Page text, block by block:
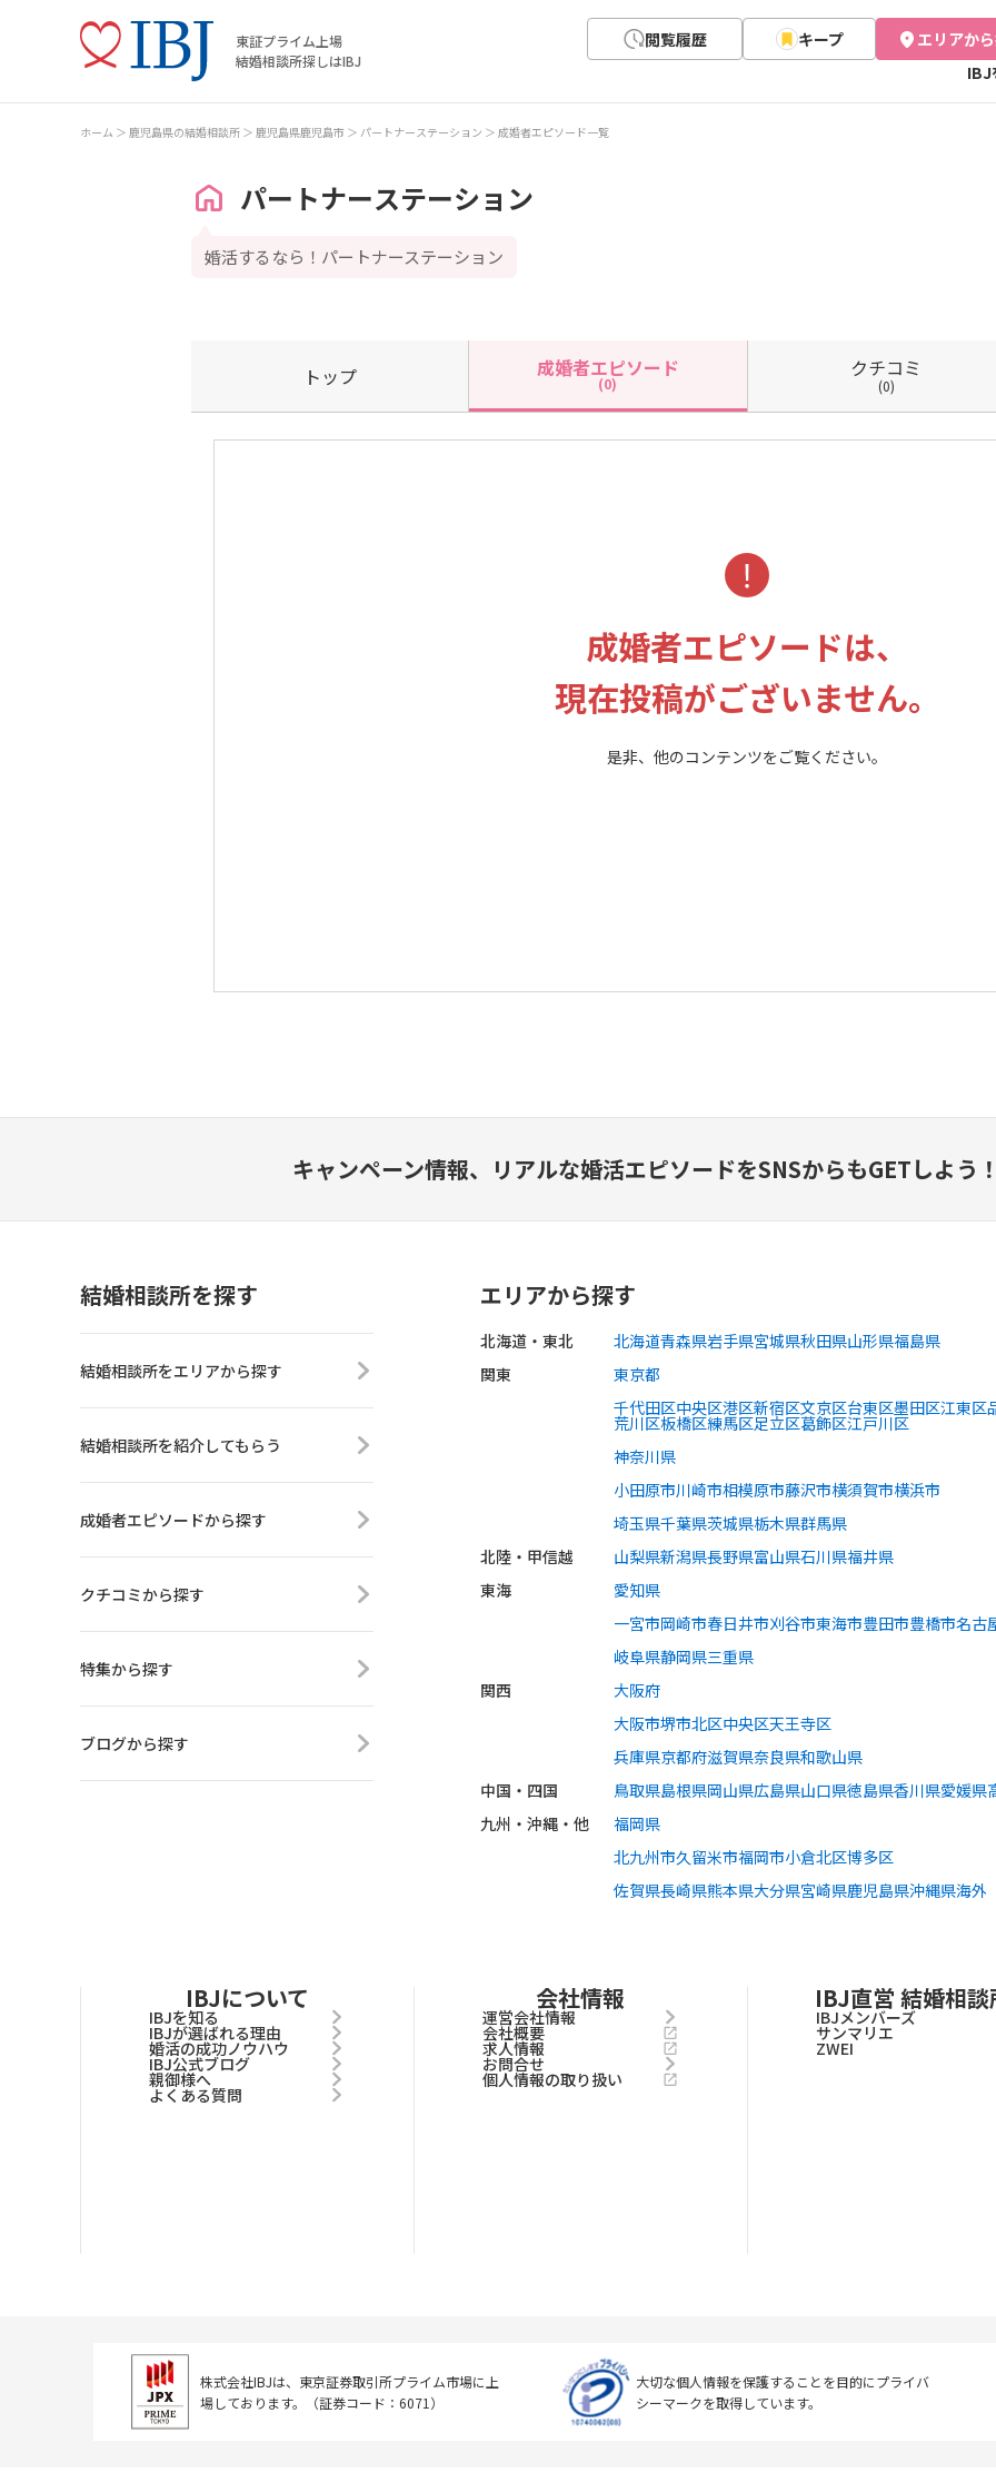
東証プライム上場
結婚相談所探しはIBJ
閲覧履歴 キープ エリアか
IBJ
ホーム 鹿児島県の結婚相談所 鹿児島県鹿児島市 パートナーステーション 成婚者エピソード一覧
パートナーステーション
婚活するなら！パートナーステーション
トップ 成婚者エピソード
(0)
クチコミ
(0)
成婚者エピソードは、
現在投稿がございません。
是非、他のコンテンツをご覧ください。
キャンペーン情報、 リアルな婚活エピソードをSNSからもGETしよう！
結婚相談所を探す
結婚相談所をエリアから探す
結婚相談所を紹介してもらう
成婚者エピソードから探す
クチコミから探す
特集から探す
ブログから探す
エリアから探す
北海道・東北 北海道青森県岩手県宮城県秋田県山形県福島県
関東
東京都
千代田区中央区港区新宿区文京区台東区墨田区江東区
荒川区板橋区練馬区足立区葛飾区江戸川区
神奈川県
小田原市川崎市相模原市藤沢市横須賀市横浜市
埼玉県千葉県茨城県栃木県群馬県
北陸・甲信越
山梨県新潟県長野県富山県石川県福井県
東海
愛知県
一宮市岡崎市春日井市刈谷市東海市豊田市豊橋市名古
岐阜県静岡県三重県
関西
大阪府
大阪市堺市北区中央区天王寺区
兵庫県京都府滋賀県奈良県和歌山県
中国・四国
鳥取県島根県岡山県広島県山口県徳島県香川県愛媛県
九州・沖縄・他
福岡県
北九州市久留米市福岡市小倉北区博多区
佐賀県長崎県熊本県大分県宮崎県鹿児島県沖縄県海外
IBJについて
IBJを知る
IBJが選ばれる理由
婚活の成功ノウハウ
IBJ公式ブログ
親御様へ
よくある質問
会社情報
運営会社情報
会社概要
求人情報
お問合せ
個人情報の取り扱い
IBJ直営 結婚相談
IBJメンバーズ
サンマリエ
ZWEI
株式会社IBJは、東京証券取引所プライム市場に上
場しております。
（証券コード：6071）
大切な個人情報を保護することを目的にプライバ
シーマークを取得しています。